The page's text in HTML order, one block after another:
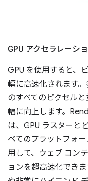
GPU アクセラレーシ
GPU を使用すると、
幅に高速化されます
のすべてのピクセル
幅に向上します。
は、GPU ラスターと
べてのプラットフォ
用して、ウェブ コン
ョンを超高速化でき